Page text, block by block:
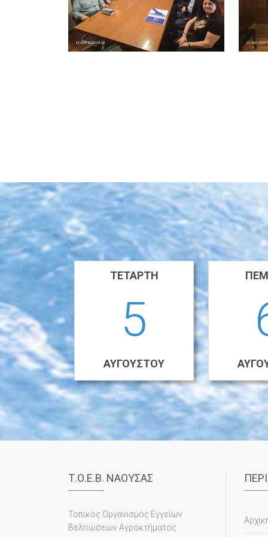
ΤΕΤΆΡΤΗ
5
ΑΥΓΟΎΣΤΟΥ
Τ.Ο.Ε.Β. ΝΑΟΥΣΑΣ
Τοπικός Οργανισμός Εγγείων
Βελτιώσεων Αγροκτήματος